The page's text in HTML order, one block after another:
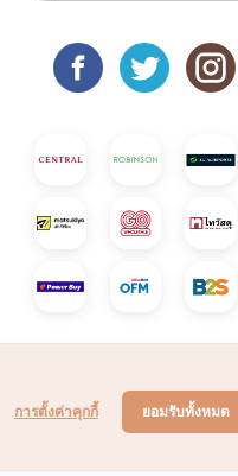
ยอมรับทั้งหมด
การตั้งค่าคุกกี้